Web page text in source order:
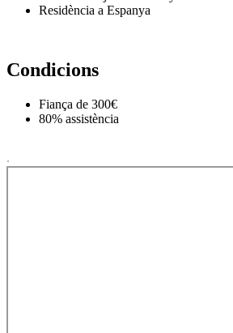
Residència a Espanya
Condicions
Fiança de 300€
80% assistència